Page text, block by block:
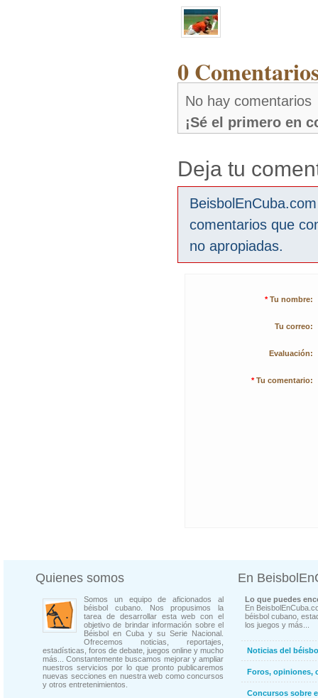
0
No hay comentarios
¡Sé el primero en
Deja tu
comentarios que
no apropiadas.
* Tu nombre:
Tu correo:
Evaluación:
* Tu comentario:
Quienes somos
Somos un equipo de aficionados al
béisbol cubano. Nos propusimos la
tarea de desarrollar esta web con el
objetivo de brindar información sobre el
Béisbol en Cuba y su Serie Nacional.
Ofrecemos noticias, reportajes,
estadísticas, foros de debate, juegos online y mucho
más... Constantemente buscamos mejorar y ampliar
nuestros servicios por lo que pronto publicaremos
nuevas secciones en nuestra web como concursos
y otros entretenimientos.
En
Lo que puedes
En
béisbol cubano,
los juegos y más...
Noticias del
Foros, opiniones,
Concursos sobre